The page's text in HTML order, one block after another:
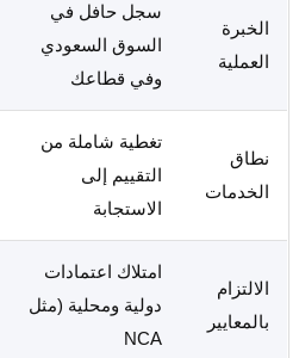
الخبرة
العملية
سجل حافل في
السوق السعودي
وفي قطاعك
نطاق
الخدمات
تغطية شاملة من
التقييم إلى
الاستجابة
الالتزام
بالمعايير
امتلاك اعتمادات
دولية ومحلية (مثل
NCA